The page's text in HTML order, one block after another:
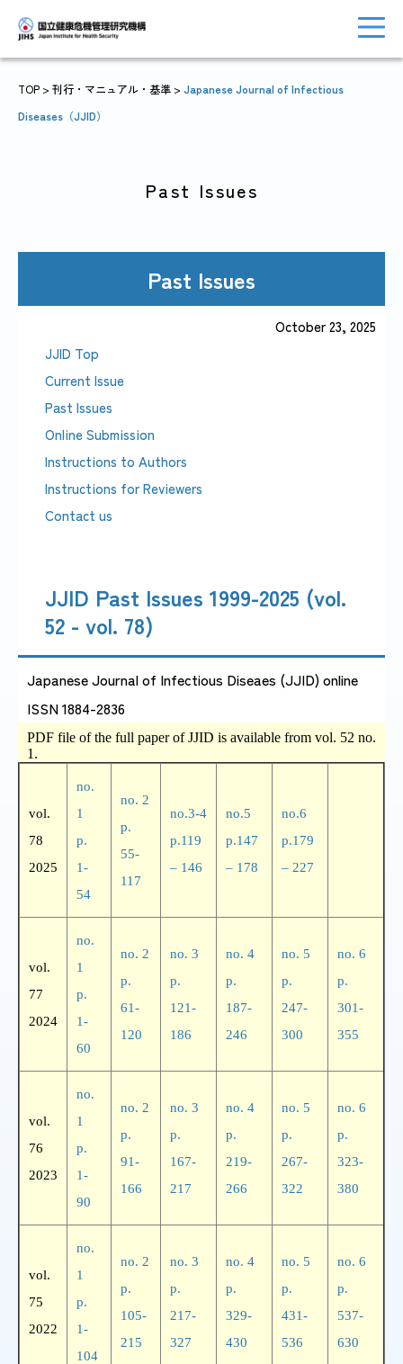
JIHSについて 診療・病院関係
広報関係
TOP > 刊行・マニュアル・基準 > Japanese Journal of Infectious
Diseases（JJID）
Past Issues
Past Issues
October 23, 2025
JJID Top
Current Issue
Past Issues
Online Submission
Instructions to Authors
Instructions for Reviewers
Contact us
JJID Past Issues 1999-2025 (vol.
52 - vol. 78)
Japanese Journal of Infectious Diseaes (JJID) online
ISSN 1884-2836
PDF file of the full paper of JJID is available from vol. 52 no.
1.
vol.
78
2025
no.
1
p.
1-
54
no. 2
p.
55-
117
no.3-4
p.119
– 146
no.5
p.147
– 178
no.6
p.179
– 227
vol.
77
2024
no.
1
p.
1-
60
no. 2
p.
61-
120
no. 3
p.
121-
186
no. 4
p.
187-
246
no. 5
p.
247-
300
no. 6
p.
301-
355
vol.
76
2023
no.
1
p.
1-
90
no. 2
p.
91-
166
no. 3
p.
167-
217
no. 4
p.
219-
266
no. 5
p.
267-
322
no. 6
p.
323-
380
vol.
75
2022
no.
1
p.
1-
104
no. 2
p.
105-
215
no. 3
p.
217-
327
no. 4
p.
329-
430
no. 5
p.
431-
536
no. 6
p.
537-
630